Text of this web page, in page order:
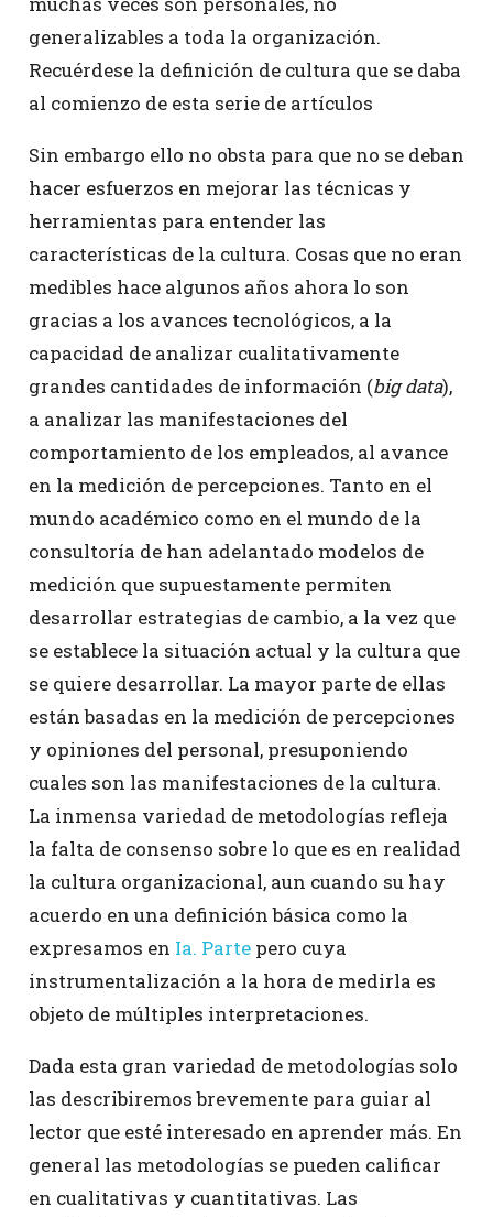
generalizables a toda la organización.
Recuérdese la definición de cultura que se daba
al comienzo de esta serie de artículos
Sin embargo ello no obsta para que no se deban
hacer esfuerzos en mejorar las técnicas y
herramientas para entender las
características de la cultura. Cosas que no eran
medibles hace algunos años ahora lo son
gracias a los avances tecnológicos, a la
capacidad de analizar cualitativamente
grandes cantidades de información (big data),
a analizar las manifestaciones del
comportamiento de los empleados, al avance
en la medición de percepciones. Tanto en el
mundo académico como en el mundo de la
consultoría de han adelantado modelos de
medición que supuestamente permiten
desarrollar estrategias de cambio, a la vez que
se establece la situación actual y la cultura que
se quiere desarrollar. La mayor parte de ellas
están basadas en la medición de percepciones
y opiniones del personal, presuponiendo
cuales son las manifestaciones de la cultura.
La inmensa variedad de metodologías refleja
la falta de consenso sobre lo que es en realidad
la cultura organizacional, aun cuando su hay
acuerdo en una definición básica como la
expresamos en Ia. Parte pero cuya
instrumentalización a la hora de medirla es
objeto de múltiples interpretaciones.
Dada esta gran variedad de metodologías solo
las describiremos brevemente para guiar al
lector que esté interesado en aprender más. En
general las metodologías se pueden calificar
en cualitativas y cuantitativas. Las